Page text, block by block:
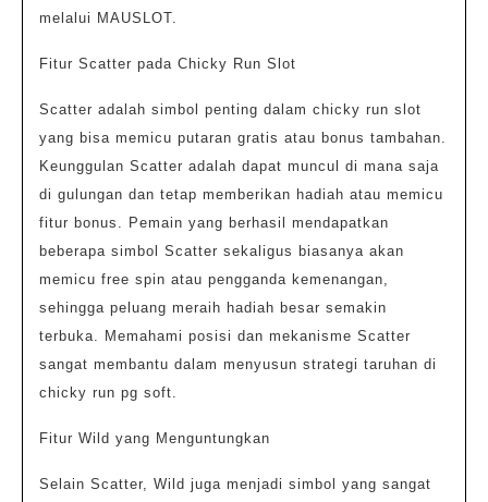
melalui MAUSLOT.
Fitur Scatter pada Chicky Run Slot
Scatter adalah simbol penting dalam chicky run slot
yang bisa memicu putaran gratis atau bonus tambahan.
Keunggulan Scatter adalah dapat muncul di mana saja
di gulungan dan tetap memberikan hadiah atau memicu
fitur bonus. Pemain yang berhasil mendapatkan
beberapa simbol Scatter sekaligus biasanya akan
memicu free spin atau pengganda kemenangan,
sehingga peluang meraih hadiah besar semakin
terbuka. Memahami posisi dan mekanisme Scatter
sangat membantu dalam menyusun strategi taruhan di
chicky run pg soft.
Fitur Wild yang Menguntungkan
Selain Scatter, Wild juga menjadi simbol yang sangat